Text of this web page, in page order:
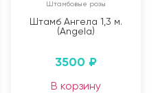
Штамбовые розы
Штамб Ангела 1,3 м.
(Angela)
3500 ₽
В корзину